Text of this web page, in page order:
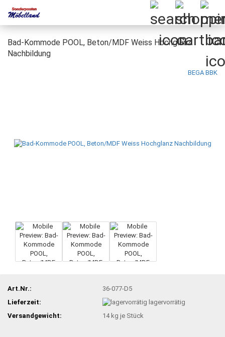
Bad-Kommode POOL, Beton/MDF Weiss Hochglanz
Nachbildung
BEGA BBK
Art.Nr.:
36-077-D5
Lieferzeit:
lagervorrätig
Versandgewicht:
14kg je Stück